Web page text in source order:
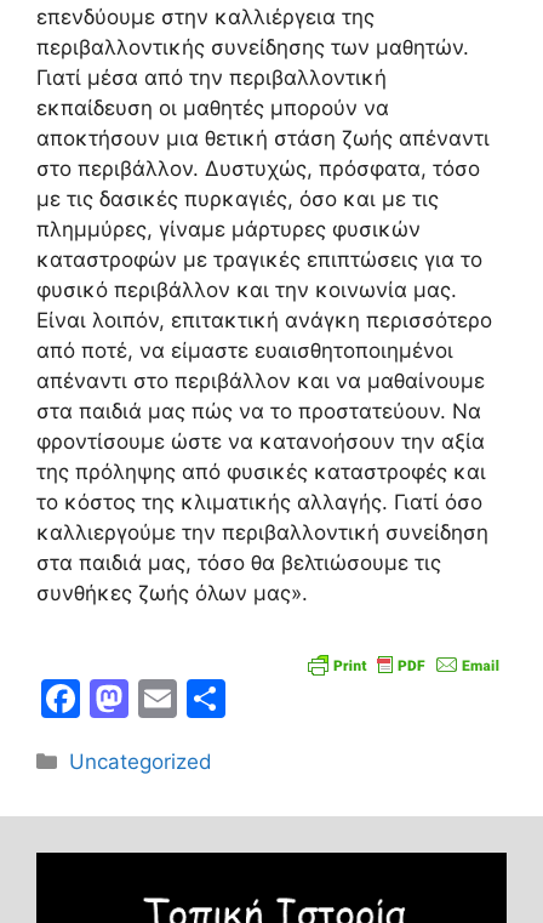
επενδύουμε στην καλλιέργεια της
περιβαλλοντικής συνείδησης των μαθητών.
Γιατί μέσα από την περιβαλλοντική
εκπαίδευση οι μαθητές μπορούν να
αποκτήσουν μια θετική στάση ζωής απέναντι
στο περιβάλλον. Δυστυχώς, πρόσφατα, τόσο
με τις δασικές πυρκαγιές, όσο και με τις
πλημμύρες, γίναμε μάρτυρες φυσικών
καταστροφών με τραγικές επιπτώσεις για το
φυσικό περιβάλλον και την κοινωνία μας.
Είναι λοιπόν, επιτακτική ανάγκη περισσότερο
από ποτέ, να είμαστε ευαισθητοποιημένοι
απέναντι στο περιβάλλον και να μαθαίνουμε
στα παιδιά μας πώς να το προστατεύουν. Να
φροντίσουμε ώστε να κατανοήσουν την αξία
της πρόληψης από φυσικές καταστροφές και
το κόστος της κλιματικής αλλαγής. Γιατί όσο
καλλιεργούμε την περιβαλλοντική συνείδηση
στα παιδιά μας, τόσο θα βελτιώσουμε τις
συνθήκες ζωής όλων μας».
F
c
e
b
M
st
o
d
o
E
ai
l
α
σ
τε
Κατηγορίες
Uncategorized